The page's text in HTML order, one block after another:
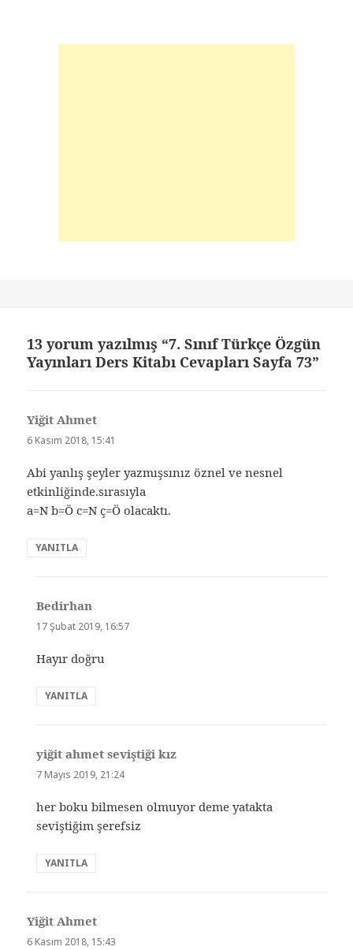
13 yorum yazılmış “7. Sınıf Türkçe Özgün
Yayınları Ders Kitabı Cevapları Sayfa 73”
Yiğit Ahmet
ki:
6 Kasım 2018, 15:41
Abi yanlış şeyler yazmışsınız öznel ve nesnel
etkinliğinde.sırasıyla
a=N b=Ö c=N ç=Ö olacaktı.
YANITLA
Bedirhan
ki:
17 Şubat 2019, 16:57
Hayır doğru
YANITLA
yiğit ahmet seviştiği kız
7 Mayıs 2019, 21:24
her boku bilmesen olmuyor deme yatakta
seviştiğim şerefsiz
YANITLA
Yiğit Ahmet
ki:
6 Kasım 2018, 15:43